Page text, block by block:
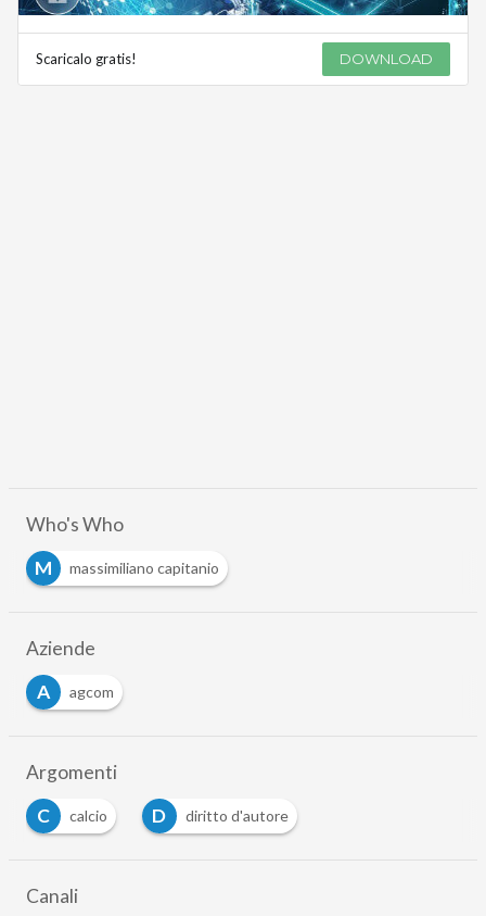
Scaricalo gratis! DOWNLOAD
Who's Who
M
massimiliano capitanio
Aziende
A
agcom
Argomenti
C
calcio D diritto d'autore
Canali